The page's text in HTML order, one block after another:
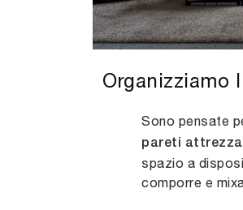
Organizziamo
Sono pensate
pareti
spazio a
comporre e